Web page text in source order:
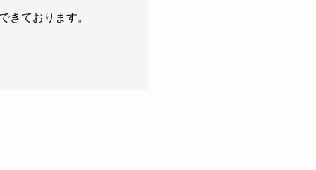
きております。